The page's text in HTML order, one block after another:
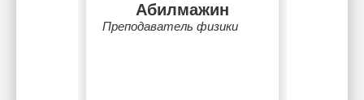
Абилмажин
Преподаватель физики